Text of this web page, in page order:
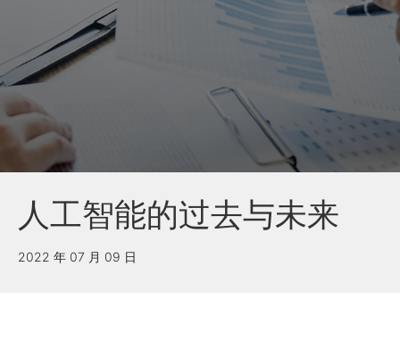
人工智能的过去与未来
2022 年 07 月 09 日